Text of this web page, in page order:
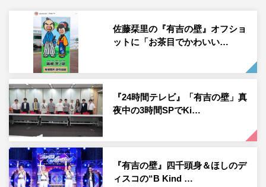
ジオを舞台にした料理対決では、インポッシブル＆タイム
マシーン3号による近未来の鉄人たちが登場。まさかの結
末に芸人たちの叫び声が響き渡る。
「ブレイク芸人選手権」では、インポッシブルが“光の速
さで動く超光速ヒーロー”の新キャラを披露。彼らの速過
ぎるショートコントに芸人たちも困惑する。困ったことは
テニスサークルで解決する、チョコレートプラネットのチ
ャラい新キャラ“テニサー”にスタジオ大爆笑。ジャングル
ポケットは、困っている人たちを救う意欲に燃える“ライ
フセーバーズ”を披露する。
佐藤栞里の『有吉の壁』オフショ
ットに「お茶目でかわいい…
『24時間テレビ』「有吉の壁」真
夜中の3時間SPでKi…
『有吉の壁』四千頭身＆ほしのデ
ィスコの“B Kind …